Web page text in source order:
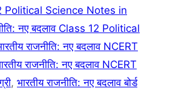
Political Science Notes in
नए बदलाव Class 12 Political
राजनीति: नए बदलाव NCERT
राजनीति: नए बदलाव NCERT
, भारतीय राजनीति: नए बदलाव बोर्ड